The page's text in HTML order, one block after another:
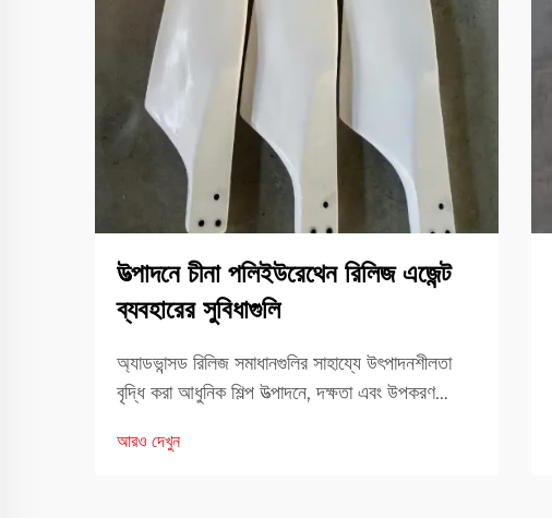
উত্পাদনে চীনা পলিইউরেথেন রিলিজ এজেন্ট
ব্যবহারের সুবিধাগুলি
অ্যাডভান্সড রিলিজ সমাধানগুলির সাহায্যে উৎপাদনশীলতা
বৃদ্ধি করা আধুনিক শিল্প উত্পাদনে, দক্ষতা এবং উপকরণ
পালন করে। উৎপাদন দক্ষতায় অবদানের জন্য অন্যতম
আরও দেখুন